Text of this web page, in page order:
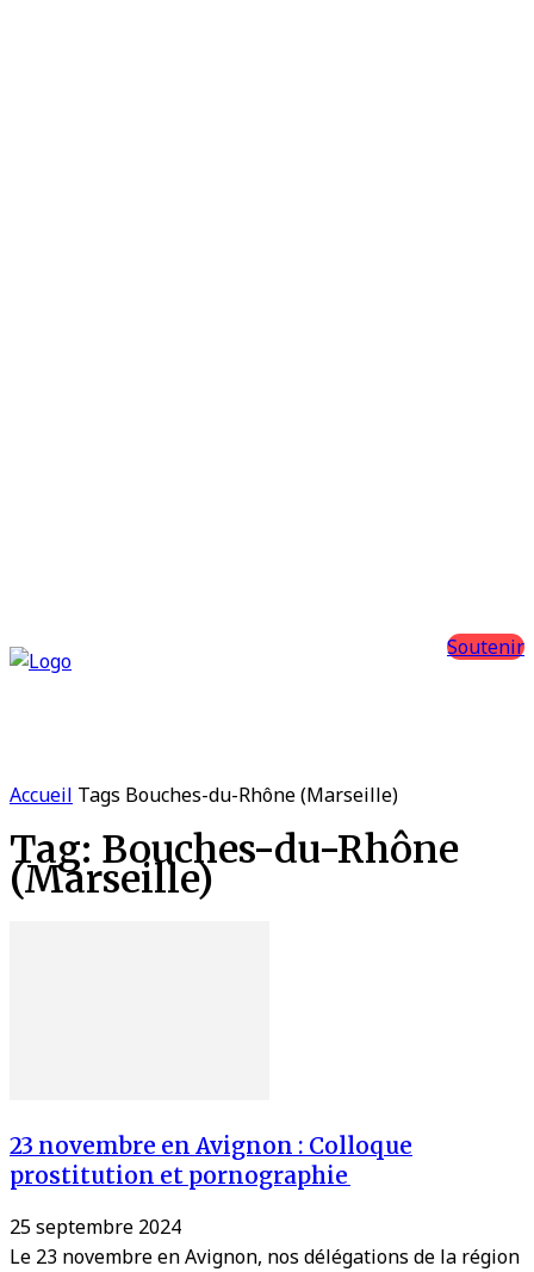
Soutenir
Accueil Tags Bouches-du-Rhône (Marseille)
Tag: Bouches-du-Rhône
(Marseille)
23 novembre en Avignon : Colloque
prostitution et pornographie
25 septembre 2024
Le 23 novembre en Avignon, nos délégations de la région